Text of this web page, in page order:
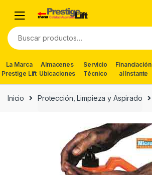
navigation
content
Buscar
por:
La Marca
Prestige Lift
Almacenes
Ubicaciones
Servicio
Técnico
Financiación
al Instante
Inicio Protección, Limpieza y Aspirado